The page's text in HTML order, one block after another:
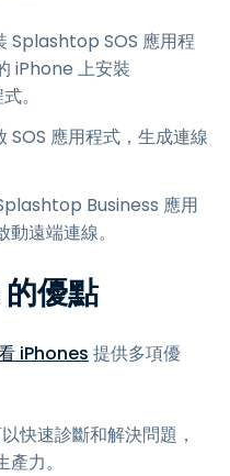
Splashtop SOS 應用程
iPhone 上安裝
。
應用程式，生成連線
Business 應用
遠端連線。
優點
iPhones 提供多項優
快速診斷和解決問題，
力。